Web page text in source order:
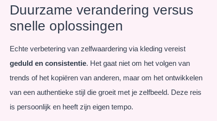
Duurzame verandering versus
snelle oplossingen
Echte verbetering van zelfwaardering via kleding vereist
geduld en consistentie. Het gaat niet om het volgen van
trends of het kopiëren van anderen, maar om het ontwikkelen
van een authentieke stijl die groeit met je zelfbeeld. Deze reis
is persoonlijk en heeft zijn eigen tempo.